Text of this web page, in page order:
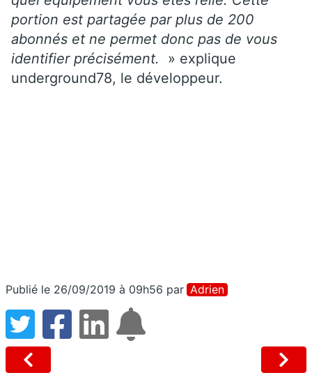
portion est partagée par plus de 200
abonnés et ne permet donc pas de vous
identifier précisément.
» explique
underground78, le développeur.
Publié le 26/09/2019 à 09h56 par Adrien